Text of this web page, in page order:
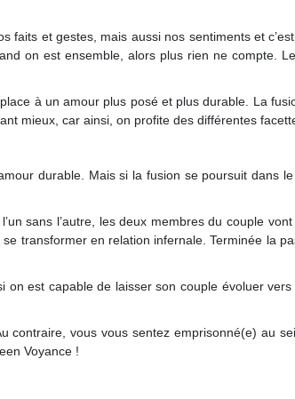
faits et gestes, mais aussi nos sentiments et
on est ensemble, alors plus rien ne compte.
à un amour plus posé et plus durable. La
mieux, car ainsi, on profite des différentes
durable. Mais si la fusion se poursuit dans
sans l’autre, les deux membres du couple
transformer en relation infernale. Terminée la
est capable de laisser son couple évoluer vers
vous vous sentez emprisonné(e) au
Voyance !